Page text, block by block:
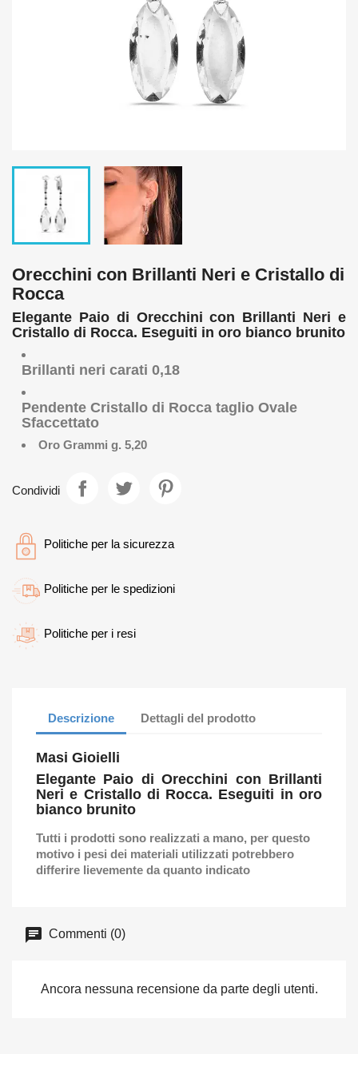
Orecchini con Brillanti Neri e Cristallo di
Rocca
Elegante Paio di Orecchini con Brillanti Neri e
Cristallo di Rocca. Eseguiti in oro bianco brunito
Brillanti neri carati 0,18
Pendente Cristallo di Rocca taglio Ovale
Sfaccettato
Oro Grammi g. 5,20
Condividi
Politiche per la sicurezza
Politiche per le spedizioni
Politiche per i resi
Descrizione Dettagli del prodotto
Masi Gioielli
Elegante Paio di Orecchini con Brillanti
Neri e Cristallo di Rocca. Eseguiti in oro
bianco brunito
Tutti i prodotti sono realizzati a mano, per questo
motivo i pesi dei materiali utilizzati potrebbero
differire lievemente da quanto indicato
Commenti (0)
Ancora nessuna recensione da parte degli utenti.